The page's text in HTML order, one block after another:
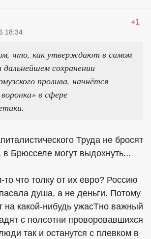
+1
18:34
что, как утверждают в самом
дальнейшем сохранении
пролива, начнётся
в сфере
Труда не бросят
Брюсселе могут выдохнуть...
то что толку от их евро? Россию
душа, а не деньги. Потому
на какой-нибудь ужасТно важный
с полсотни проворовавшихся
так и останутся с плевком в